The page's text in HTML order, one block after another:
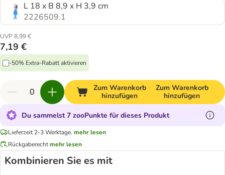
L 18 x B 8,9 x H 3,9 cm
2226509.1
UVP 8,99 €
7,19 €
-50% Extra-Rabatt aktivieren
Zum Warenkorb
hinzufügen
Zum Warenkorb
hinzufügen
Du sammelst 7 zooPunkte für dieses Produkt
Lieferzeit 2-3 Werktage. mehr lesen
Rückgaberechtmehr lesen
Kombinieren Sie es mit